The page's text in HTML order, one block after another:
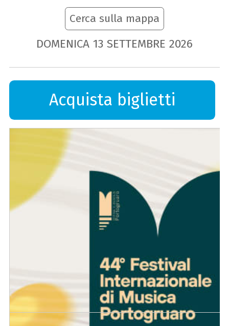
Cerca sulla mappa
DOMENICA 13 SETTEMBRE 2026
Acquista biglietti